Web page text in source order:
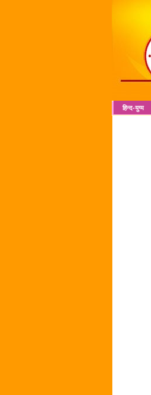
हिन्द-युग्म